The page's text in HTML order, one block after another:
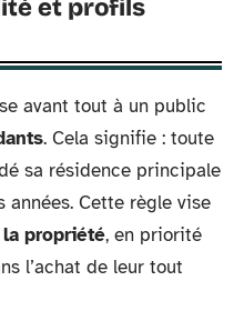
et profils
avant tout à un public
. Cela signifie : toute
sa résidence principale
années. Cette règle vise
propriété, en priorité
l’achat de leur tout